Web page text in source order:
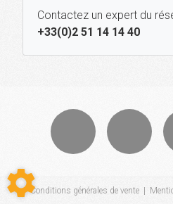
Contactez un expert du
+33(0)2 51 14 14 40
Conditions générales de vente